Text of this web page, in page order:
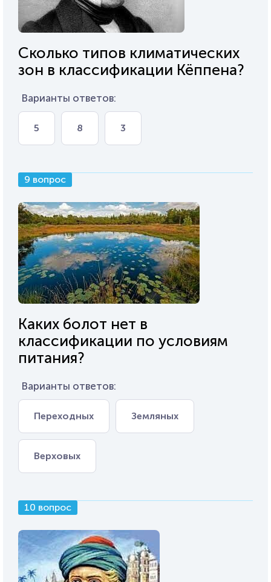
Сколько типов климатических
зон в классификации Кёппена?
Варианты ответов:
5 8 3
9 вопрос
Каких болот нет в
классификации по условиям
питания?
Варианты ответов:
Переходных Земляных
Верховых
10 вопрос